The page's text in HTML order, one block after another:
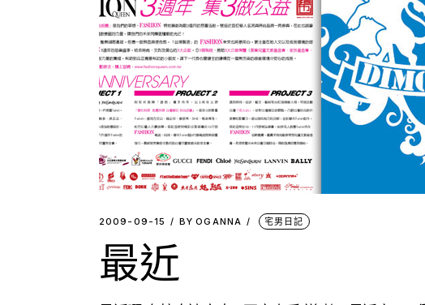
2009-09-15 BY OGANNA 宅男日記
最近